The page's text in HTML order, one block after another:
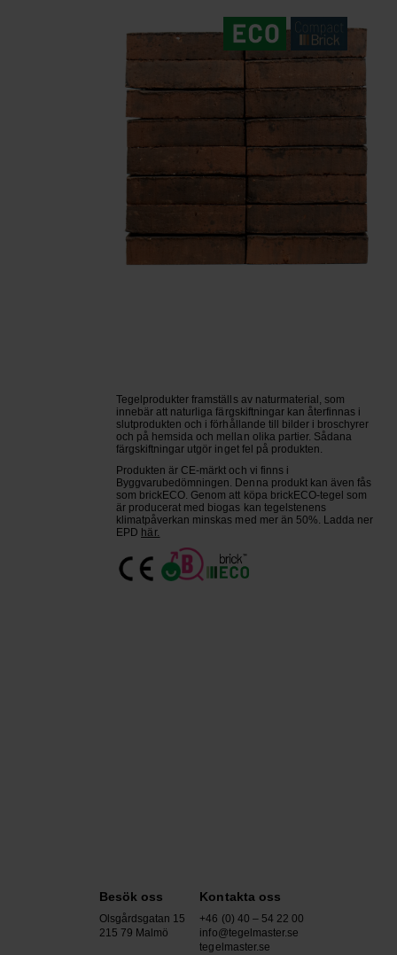
Tegelprodukter framställs av naturmaterial, som
innebär att naturliga färgskiftningar kan återfinnas i
slutprodukten och i förhållande till bilder i broschyrer
och på hemsida och mellan olika partier. Sådana
färgskiftningar utgör inget fel på produkten.
Produkten är CE-märkt och vi finns i
Byggvarubedömningen. Denna produkt kan även fås
som brickECO. Genom att köpa brickECO-tegel som
är producerat med biogas kan tegelstenens
klimatpåverkan minskas med mer än 50%. Ladda ner
EPD här.
Besök oss
Olsgårdsgatan 15
215 79 Malmö
Kontakta oss
+46 (0) 40 – 54 22 00
info@tegelmaster.se
tegelmaster.se